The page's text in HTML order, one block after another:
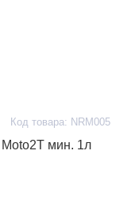
Код товара: NRM005
NORD OIL Moto2Т мин. 1л